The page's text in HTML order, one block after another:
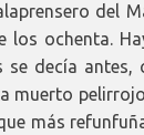
del
los ochenta.
se decía antes,
muerto
más